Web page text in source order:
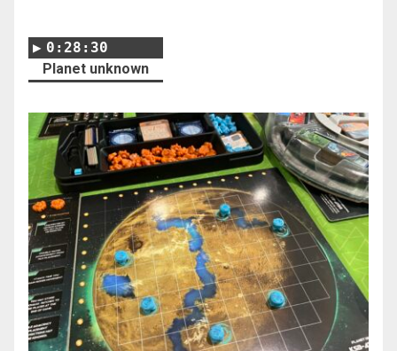
0:28:30
Planet unknown